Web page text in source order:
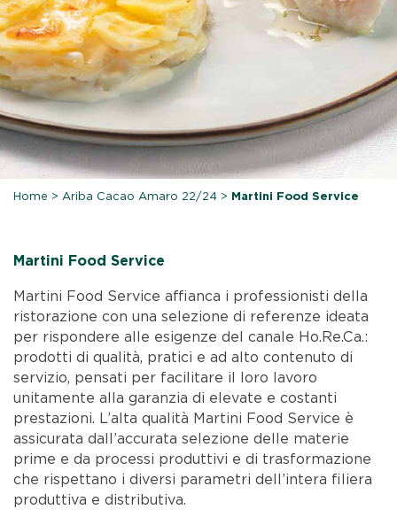
Home >Ariba Cacao Amaro 22/24 > Martini Food Service
Martini Food Service
Martini Food Service affianca i professionisti della
ristorazione con una selezione di referenze ideata
per rispondere alle esigenze del canale Ho.Re.Ca.:
prodotti di qualità, pratici e ad alto contenuto di
servizio, pensati per facilitare il loro lavoro
unitamente alla garanzia di elevate e costanti
prestazioni. L’alta qualità Martini Food Service è
assicurata dall’accurata selezione delle materie
prime e da processi produttivi e di trasformazione
che rispettano i diversi parametri dell’intera filiera
produttiva e distributiva.